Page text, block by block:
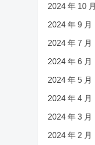
2024 年 10 月
2024 年 9 月
2024 年 7 月
2024 年 6 月
2024 年 5 月
2024 年 4 月
2024 年 3 月
2024 年 2 月